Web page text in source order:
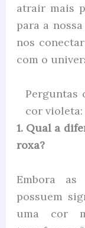
atrair mais
para a
nos
com o
Perguntas
cor violeta:
1. Qual a
roxa?
Embora as
possuem
uma cor